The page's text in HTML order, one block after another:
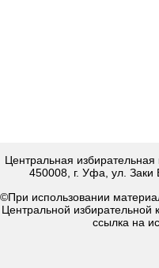
Центральная
450008, г. Уфа, ул. Заки
©При использовании
Центральной избирательной
ссылка на